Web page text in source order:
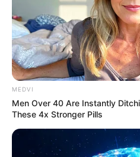
ดวงรายวัน 10 กันยายน 2565
10 ก.ย. 2022
MEDVI
Men Over 40 Are Instantly
These 4x Stronger Pills